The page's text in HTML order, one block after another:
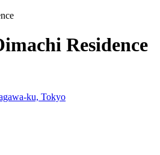
Residence
ku, Tokyo